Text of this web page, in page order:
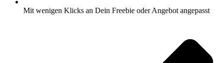
Mit wenigen Klicks an Dein Freebie oder Angebot angepasst